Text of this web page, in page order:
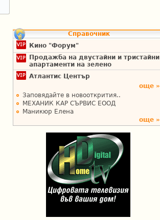
Справочник
Кино "Форум"
Продажба на двустайни и тристайни
апартаменти на зелено
Атлантис Център
още »
Заповядайте в новооткрития..
МЕХАНИК КАР СЪРВИС ЕООД
Маникюр Елена
още »